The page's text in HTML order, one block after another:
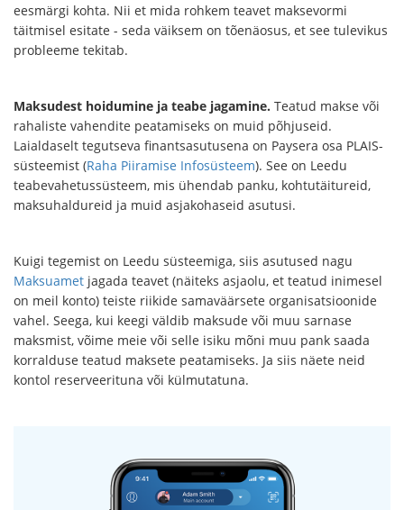
eesmärgi kohta. Nii et mida rohkem teavet maksevormi
täitmisel esitate - seda väiksem on tõenäosus, et see tulevikus
probleeme tekitab.
Maksudest hoidumine ja teabe jagamine. Teatud makse või
rahaliste vahendite peatamiseks on muid põhjuseid.
Laialdaselt tegutseva finantsasutusena on Paysera osa PLAIS-
süsteemist (Raha Piiramise Infosüsteem). See on Leedu
teabevahetussüsteem, mis ühendab panku, kohtutäitureid,
maksuhaldureid ja muid asjakohaseid asutusi.
Kuigi tegemist on Leedu süsteemiga, siis asutused nagu
Maksuamet jagada teavet (näiteks asjaolu, et teatud inimesel
on meil konto) teiste riikide samaväärsete organisatsioonide
vahel. Seega, kui keegi väldib maksude või muu sarnase
maksmist, võime meie või selle isiku mõni muu pank saada
korralduse teatud maksete peatamiseks. Ja siis näete neid
kontol reserveerituna või külmutatuna.